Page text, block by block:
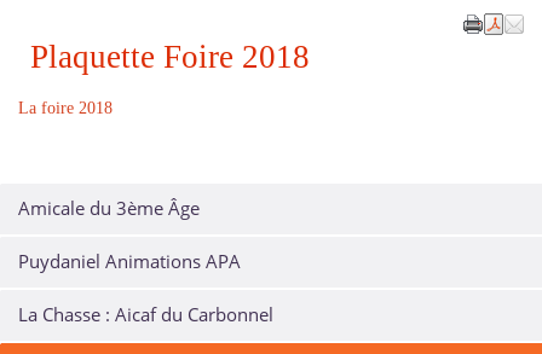
Plaquette Foire 2018
La foire 2018
Amicale du 3ème Âge
Puydaniel Animations APA
La Chasse : Aicaf du Carbonnel